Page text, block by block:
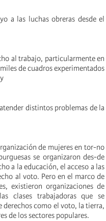
a las luchas obreras desde el
al trabajo, particularmente en
de cuadros experimentados
distintos problemas de la
de mujeres en tor-no
se organizaron des-de
a la educación, el acceso a las
al voto. Pero en el marco de
existieron organizaciones de
clases trabajadoras que se
como el voto, la tierra,
de los sectores populares.